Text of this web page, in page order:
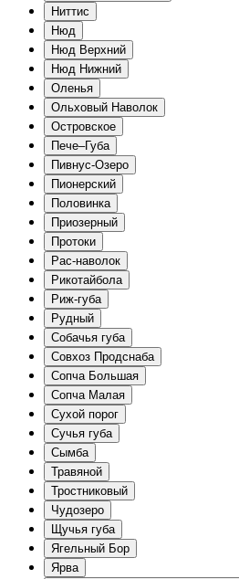
Ниттис
Нюд
Нюд Верхний
Нюд Нижний
Оленья
Ольховый Наволок
Островское
Пече–Губа
Пивнус-Озеро
Пионерский
Половинка
Приозерный
Протоки
Рас-наволок
Рикотайбола
Риж-губа
Рудный
Собачья губа
Совхоз Продснаба
Сопча Большая
Сопча Малая
Сухой порог
Сучья губа
Сымба
Травяной
Тростниковый
Чудозеро
Щучья губа
Ягельный Бор
Ярва